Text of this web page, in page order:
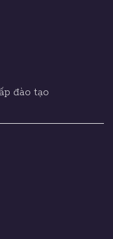
đào tạo